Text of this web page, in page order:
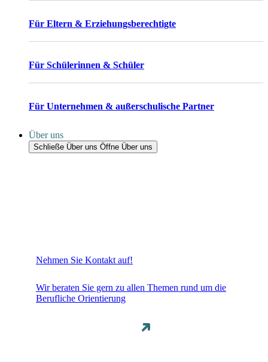
Für Eltern & Erziehungsberechtigte
Für Schülerinnen & Schüler
Für Unternehmen & außerschulische Partner
Über uns
Schließe Über uns Öffne Über uns
Nehmen Sie Kontakt auf!
Wir beraten Sie gern zu allen Themen rund um die
Berufliche Orientierung